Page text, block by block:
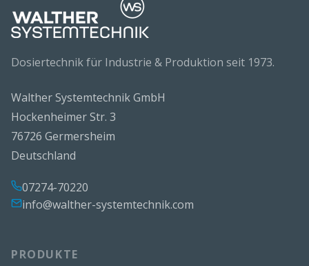
Dosiertechnik für Industrie & Produktion seit 1973.
Walther Systemtechnik GmbH
Hockenheimer Str. 3
76726 Germersheim
Deutschland
07274-70220
info@walther-systemtechnik.com
PRODUKTE